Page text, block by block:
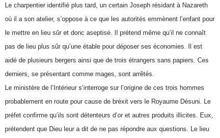
Le charpentier identifié plus tard, un certain Joseph résidant à Nazareth
où il a son atelier, s’oppose à ce que les autorités emmènent l’enfant pour
le mettre en lieu sûr et donc aseptisé. Il prétend même qu’il ne connaît
pas de lieu plus sûr qu’une étable pour déposer ses économies. Il est
aidé de plusieurs bergers ainsi que de trois étrangers sans papiers. Ces
derniers, se présentant comme mages, sont arrêtés.
Le ministère de l’Intérieur s’interroge sur l’origine de ces trois hommes
probablement en route pour cause de bréxit vers le Royaume Désuni. Le
préfet confirme qu’ils sont détenteurs d’or et autres produits illicites. Eux,
prétendent que Dieu leur a dit de ne pas répondre aux questions. Le lieu